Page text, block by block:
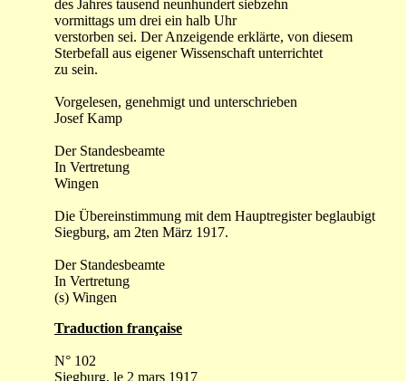
des Jahres tausend neunhundert siebzehn
vormittags um drei ein halb Uhr
verstorben sei. Der Anzeigende erklärte, von diesem
Sterbefall aus eigener Wissenschaft unterrichtet
zu sein.
Vorgelesen, genehmigt und unterschrieben
Josef Kamp
Der Standesbeamte
In Vertretung
Wingen
Die Übereinstimmung mit dem Hauptregister beglaubigt
Siegburg, am 2ten März 1917.
Der Standesbeamte
In Vertretung
(s) Wingen
Traduction française
N° 102
Siegburg, le 2 mars 1917